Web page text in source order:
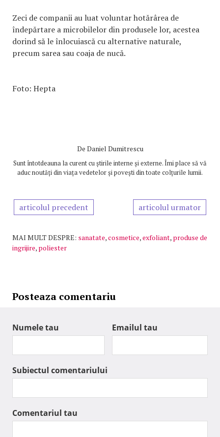
Zeci de companii au luat voluntar hotărârea de
îndepărtare a microbilelor din produsele lor, acestea
dorind să le înlocuiască cu alternative naturale,
precum sarea sau coaja de nucă.
Foto: Hepta
De Daniel Dumitrescu
Sunt întotdeauna la curent cu știrile interne și externe. Îmi place să vă
aduc noutăți din viața vedetelor și povești din toate colțurile lumii.
articolul precedent articolul urmator
MAI MULT DESPRE: sanatate,cosmetice,exfoliant, produse de
ingrijire, poliester
Posteaza comentariu
Numele tau Emailul tau
Subiectul comentariului
Comentariul tau